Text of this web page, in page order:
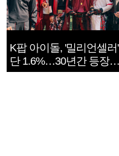
K팝 아이돌, '밀리언셀러'
단 1.6%…30년간 등장
1182개팀 전수조사